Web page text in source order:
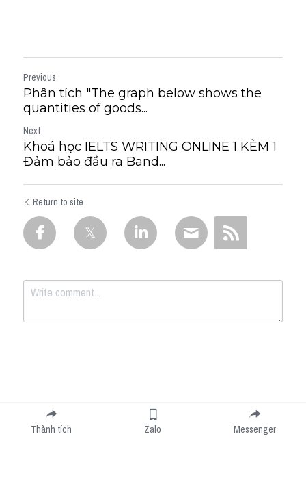
Previous
Phân tích "The graph below shows the
quantities of goods...
Next
Khoá học IELTS WRITING ONLINE 1 KÈM 1
Đảm bảo đầu ra Band...
Return to site
Submit
Thành tích Zalo Messenger